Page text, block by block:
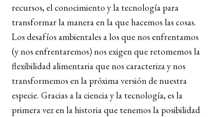
recursos, el conocimiento y la tecnología para
transformar la manera en la que hacemos las cosas.
Los desafíos ambientales a los que nos enfrentamos
(y nos enfrentaremos) nos exigen que retomemos la
flexibilidad alimentaria que nos caracteriza y nos
transformemos en la próxima versión de nuestra
especie. Gracias a la ciencia y la tecnología, es la
primera vez en la historia que tenemos la posibilidad